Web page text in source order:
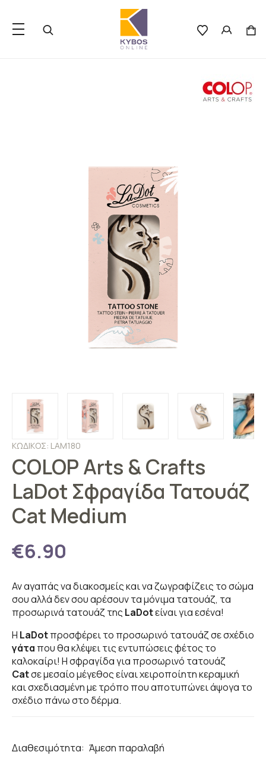
ΚΩΔΙΚΟΣ: LAM180
COLOP Arts & Crafts
LaDot Σφραγίδα Τατουάζ
Cat Medium
€6.90
Αν αγαπάς να διακοσμείς και να ζωγραφίζεις το σώμα
σου αλλά δεν σου αρέσουν τα μόνιμα τατουάζ, τα
προσωρινά τατουάζ της LaDotείναι για εσένα!
Η LaDotπροσφέρει το προσωρινό τατουάζ σε σχέδιο
γάτα που θα κλέψει τις εντυπώσεις φέτος το
καλοκαίρι! Η σφραγίδα για προσωρινό τατουάζ
Catσε μεσαίο μέγεθος είναι χειροποίητη κεραμική
και σχεδιασμένη με τρόπο που αποτυπώνει άψογα το
σχέδιο πάνω στο δέρμα.
Διαθεσιμότητα: Άμεση παραλαβή